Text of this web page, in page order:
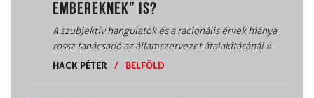
EMBEREKNEK” IS?
A szubjektív hangulatok és a racionális érvek hiánya
rossz tanácsadó az államszervezet átalakításánál»
HACK PÉTER
/ BELFÖLD